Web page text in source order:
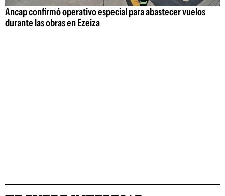
Ancap confirmó operativo especial para abastecer vuelos
durante las obras en Ezeiza